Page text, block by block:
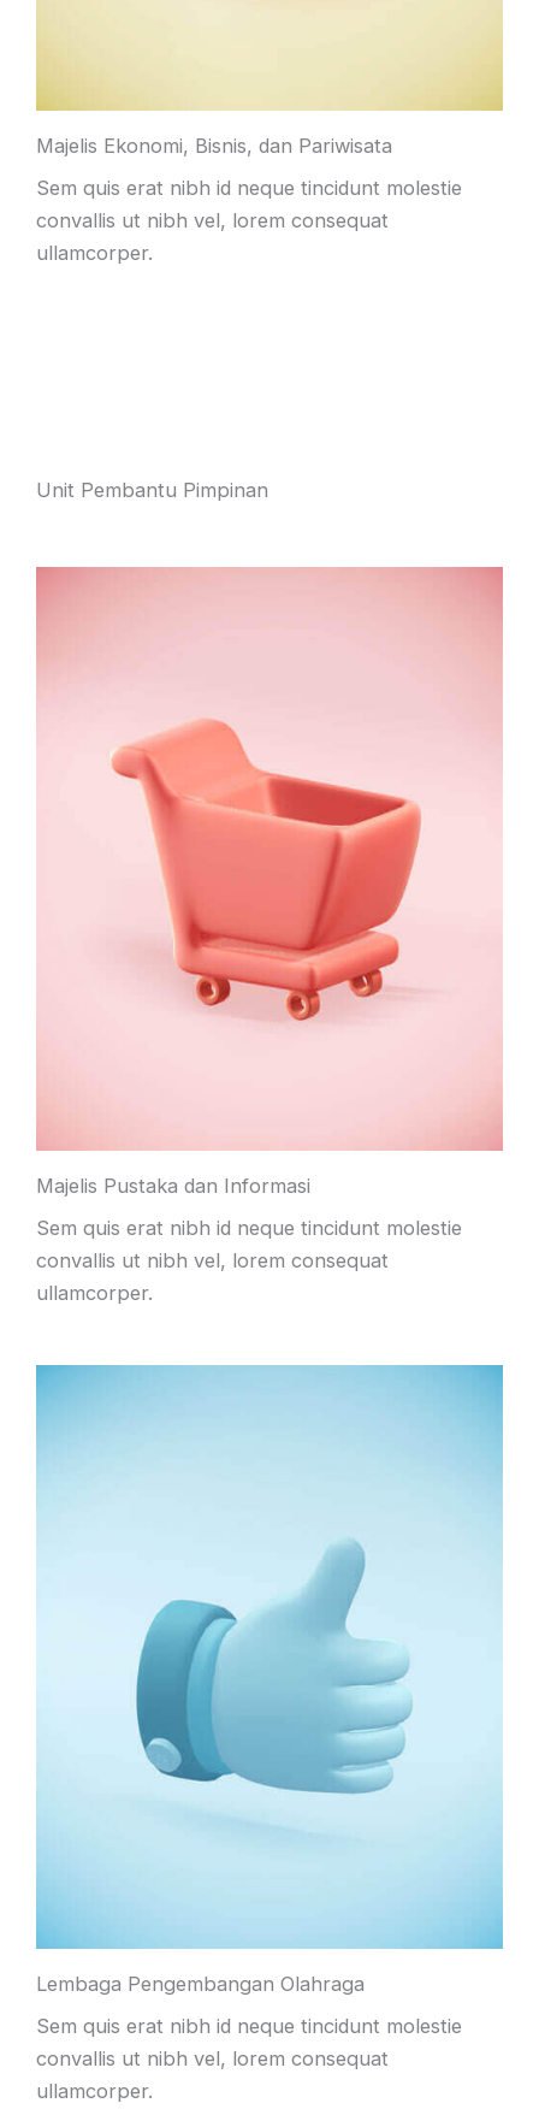
Majelis Ekonomi, Bisnis, dan Pariwisata
Sem quis erat nibh id neque tincidunt molestie
convallis ut nibh vel, lorem consequat
ullamcorper.
Unit Pembantu Pimpinan
Majelis Pustaka dan Informasi
Sem quis erat nibh id neque tincidunt molestie
convallis ut nibh vel, lorem consequat
ullamcorper.
Lembaga Pengembangan Olahraga
Sem quis erat nibh id neque tincidunt molestie
convallis ut nibh vel, lorem consequat
ullamcorper.